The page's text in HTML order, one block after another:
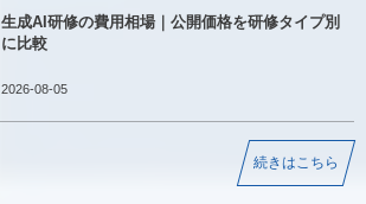
生成AI研修の費用相場｜公開価格を研修タイプ別
に比較
2026-08-05
続きはこちら